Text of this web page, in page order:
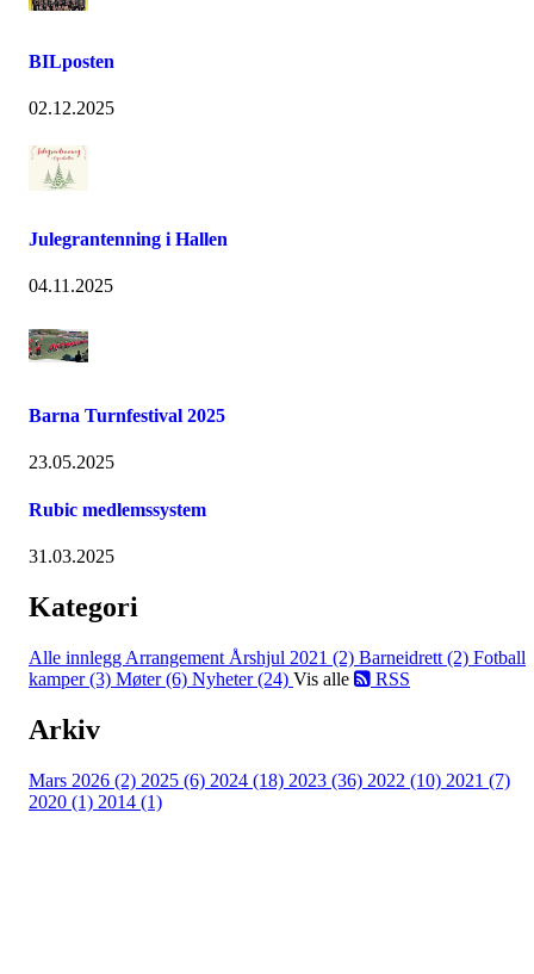
BILposten
02.12.2025
Julegrantenning i Hallen
04.11.2025
Barna Turnfestival 2025
23.05.2025
Rubic medlemssystem
31.03.2025
Kategori
Alle innlegg Arrangement Årshjul 2021 (2) Barneidrett (2) Fotball
kamper (3) Møter (6) Nyheter (24) Vis alle RSS
Arkiv
Mars 2026 (2) 2025 (6) 2024 (18) 2023 (36) 2022 (10) 2021 (7)
2020 (1) 2014 (1)